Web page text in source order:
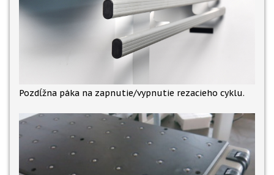
Pozdĺžna páka na zapnutie/vypnutie rezacieho cyklu.